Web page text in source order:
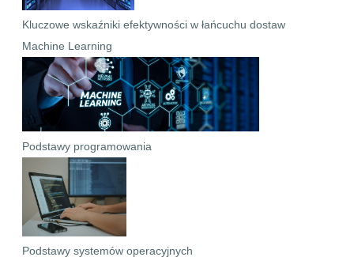
Kluczowe wskaźniki efektywności w łańcuchu dostaw
Machine Learning
Podstawy programowania
Podstawy systemów operacyjnych